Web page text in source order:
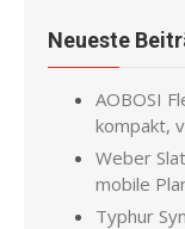
Neueste
AOBOSI
kompakt,
Weber
mobile
Typhur